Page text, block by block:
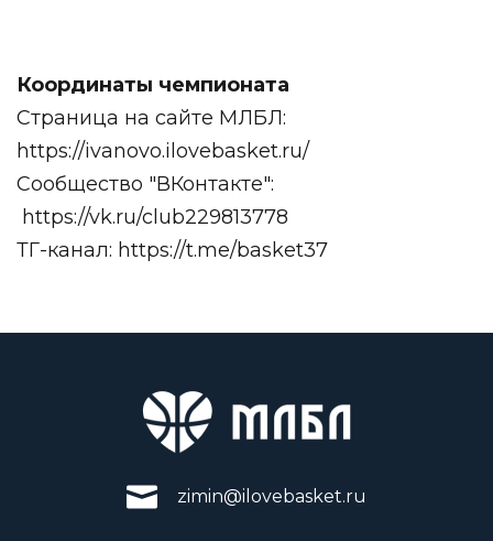
Координаты чемпионата
Страница на сайте МЛБЛ:
https://ivanovo.ilovebasket.ru/
Сообщество "ВКонтакте":
https://vk.ru/club229813778
ТГ-канал: https://t.me/basket37
zimin@ilovebasket.ru